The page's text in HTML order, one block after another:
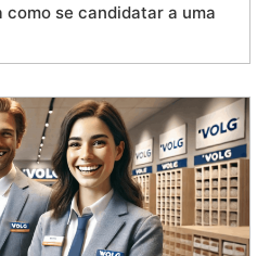
como se candidatar a uma